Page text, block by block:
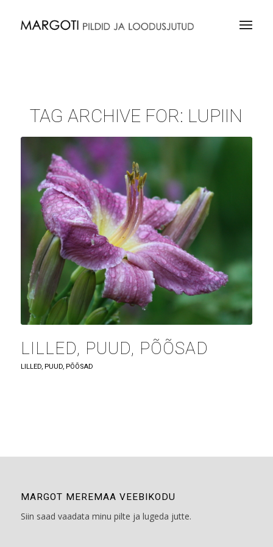
TAG ARCHIVE FOR: LUPIIN
LILLED, PUUD, PÕÕSAD
LILLED, PUUD, PÕÕSAD
MARGOT MEREMAA VEEBIKODU
Siin saad vaadata minu pilte ja lugeda jutte.